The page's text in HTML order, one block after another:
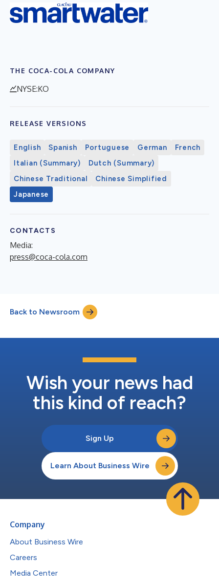
THE COCA-COLA COMPANY
NYSE:KO
RELEASE VERSIONS
English Spanish Portuguese German
French
Italian (Summary)
Dutch (Summary)
Chinese Traditional
Chinese Simplified
Japanese
CONTACTS
Media:
press@coca-cola.com
Back to Newsroom
Wish your news had
this kind of reach?
Sign Up
Learn About Business Wire
Company
About Business Wire
Careers
Media Center